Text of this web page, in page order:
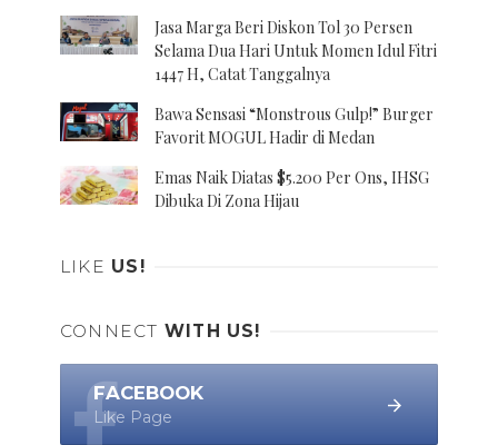
Jasa Marga Beri Diskon Tol 30 Persen
Selama Dua Hari Untuk Momen Idul Fitri
1447 H, Catat Tanggalnya
Bawa Sensasi “Monstrous Gulp!” Burger
Favorit MOGUL Hadir di Medan
Emas Naik Diatas $5.200 Per Ons, IHSG
Dibuka Di Zona Hijau
LIKE US!
CONNECT WITH US!
FACEBOOK
Like Page